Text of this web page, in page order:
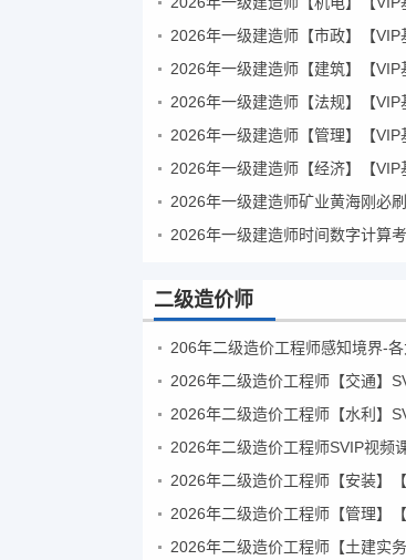
二级造价师
2026年二级造价工程师【交通】
2026年二级造价工程师【水利】
2026年二级造价工程师SVIP视频